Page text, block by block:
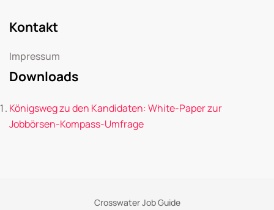
Kontakt
Impressum
Downloads
Königsweg zu den Kandidaten: White-Paper zur
Jobbörsen-Kompass-Umfrage
Crosswater Job Guide